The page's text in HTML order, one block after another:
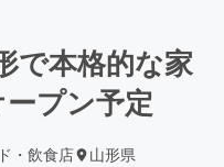
で本格的な家
プン予定
・飲食店 山形県